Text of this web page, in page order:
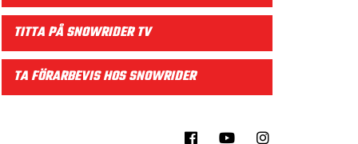
TITTA PÅ SNOWRIDER TV
TA FÖRARBEVIS HOS SNOWRIDER